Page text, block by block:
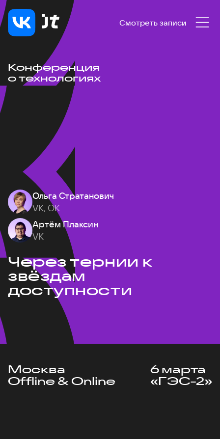
Смотреть записи
Конференция
о технологиях
Ольга Стратанович
VK, ОК
Артём Плаксин
VK
Через тернии к
звёздам
доступности
Москва
Offline & Online
6 марта
«ГЭС-2»